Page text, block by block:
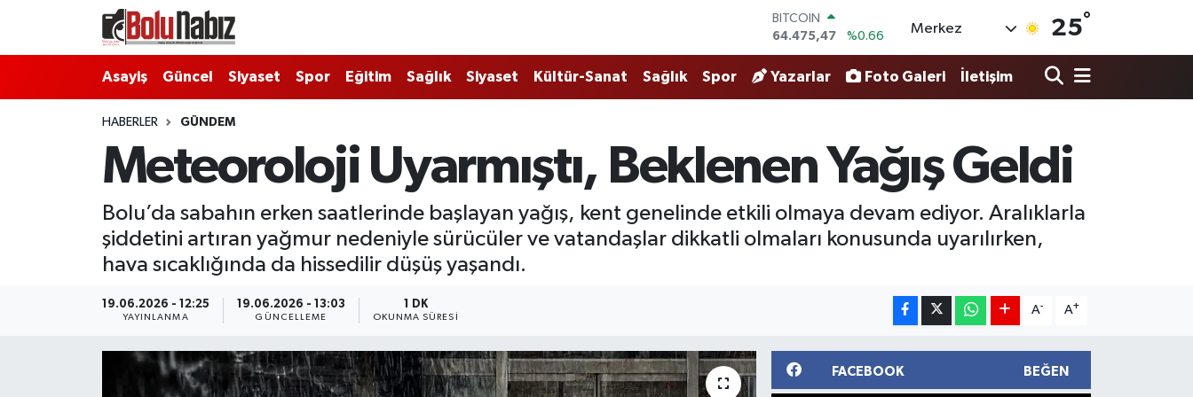
47,5971
55,1336
%0.18
STERLİN
%0.39
BİST100
13.703
Merkez 25°
Asayiş Güncel Siyaset Spor Eğitim Sağlık Siyaset Kültür-Sanat Sağlık Spor Yazarlar Foto Galeri İletişim
HABERLER GÜNDEM
Meteoroloji Uyarmıştı, Beklenen Yağış Geldi
Bolu’da sabahın erken saatlerinde başlayan yağış, kent genelinde etkili olmaya devam ediyor. Aralıklarla
şiddetini artıran yağmur nedeniyle sürücüler ve vatandaşlar dikkatli olmaları konusunda uyarılırken,
hava sıcaklığında da hissedilir düşüş yaşandı.
19.06.2026 - 12:25
YAYINLANMA
19.06.2026 - 13:03
GÜNCELLEME
1 DK
OKUNMA SÜRESI
A- A+
FACEBOOK BEĞEN
Bolu Namaz Vakitleri
Bolu Trafik Yoğunluk Haritası
Süper Lig Puan Durumu ve Fikstür